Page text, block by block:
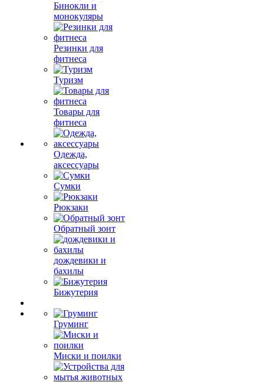
Бинокли и
монокуляры
Резинки для
фитнеса
Туризм
Товары для
фитнеса
Одежда,
аксессуары
Сумки
Рюкзаки
Обратный зонт
дождевики и
бахилы
Бижутерия
Груминг
Миски и поилки